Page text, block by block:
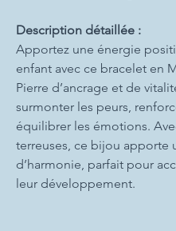
Description détaillée :
Apportez une énergie
enfant avec ce bracelet en
Pierre d’ancrage et de
surmonter les peurs,
équilibrer les émotions.
terreuses, ce bijou apporte
d’harmonie, parfait pour
leur développement.